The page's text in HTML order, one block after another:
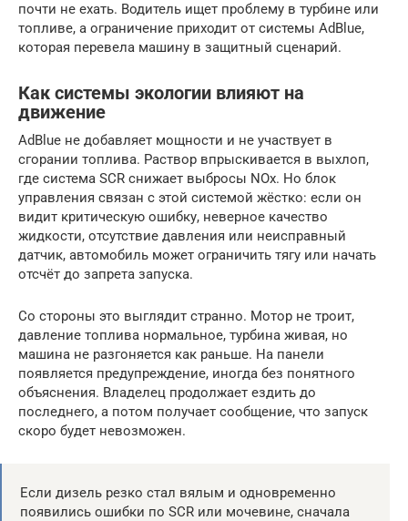
почти не ехать. Водитель ищет проблему в турбине или
топливе, а ограничение приходит от системы AdBlue,
которая перевела машину в защитный сценарий.
Как системы экологии влияют на
движение
AdBlue не добавляет мощности и не участвует в
сгорании топлива. Раствор впрыскивается в выхлоп,
где система SCR снижает выбросы NOx. Но блок
управления связан с этой системой жёстко: если он
видит критическую ошибку, неверное качество
жидкости, отсутствие давления или неисправный
датчик, автомобиль может ограничить тягу или начать
отсчёт до запрета запуска.
Со стороны это выглядит странно. Мотор не троит,
давление топлива нормальное, турбина живая, но
машина не разгоняется как раньше. На панели
появляется предупреждение, иногда без понятного
объяснения. Владелец продолжает ездить до
последнего, а потом получает сообщение, что запуск
скоро будет невозможен.
Если дизель резко стал вялым и одновременно
появились ошибки по SCR или мочевине, сначала